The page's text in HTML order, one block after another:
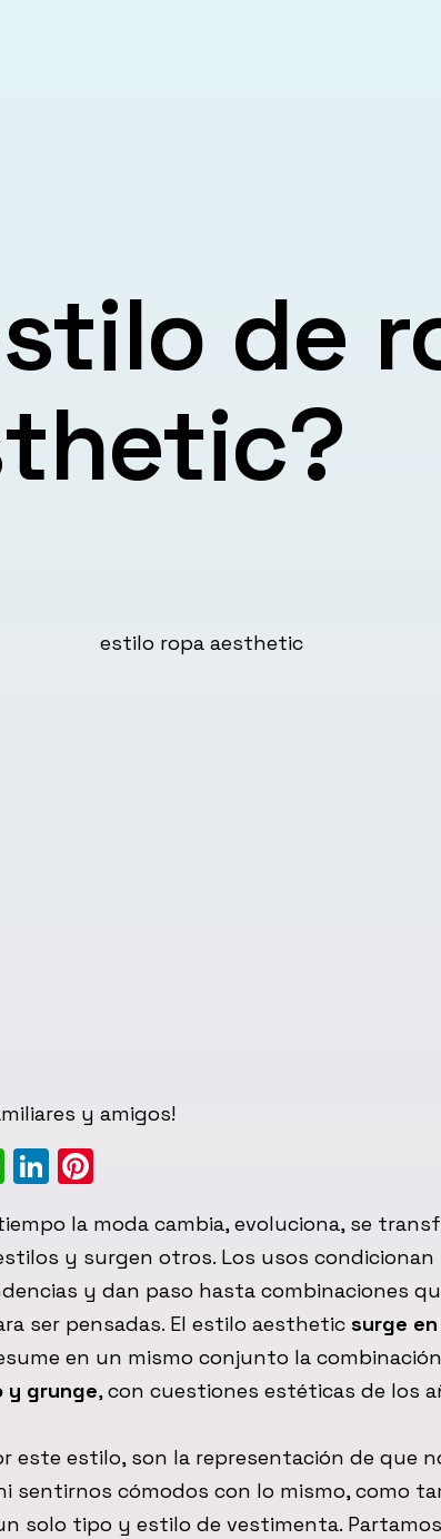
de
y amigos!
WhatsApp
LinkedIn
la moda cambia, evoluciona, se
y surgen otros. Los usos condicionan
y dan paso hasta combinaciones
ser pensadas. El estilo aesthetic surge
en un mismo conjunto la
y grunge, con cuestiones estéticas de los
este estilo, son la representación de que
sentirnos cómodos con lo mismo, como
solo tipo y estilo de vestimenta.